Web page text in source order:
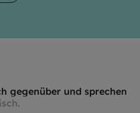
/ photothek